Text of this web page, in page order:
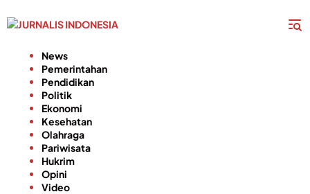
ke
News
Pemerintahan
Pendidikan
Politik
Ekonomi
Kesehatan
Olahraga
Pariwisata
Hukrim
Opini
Video